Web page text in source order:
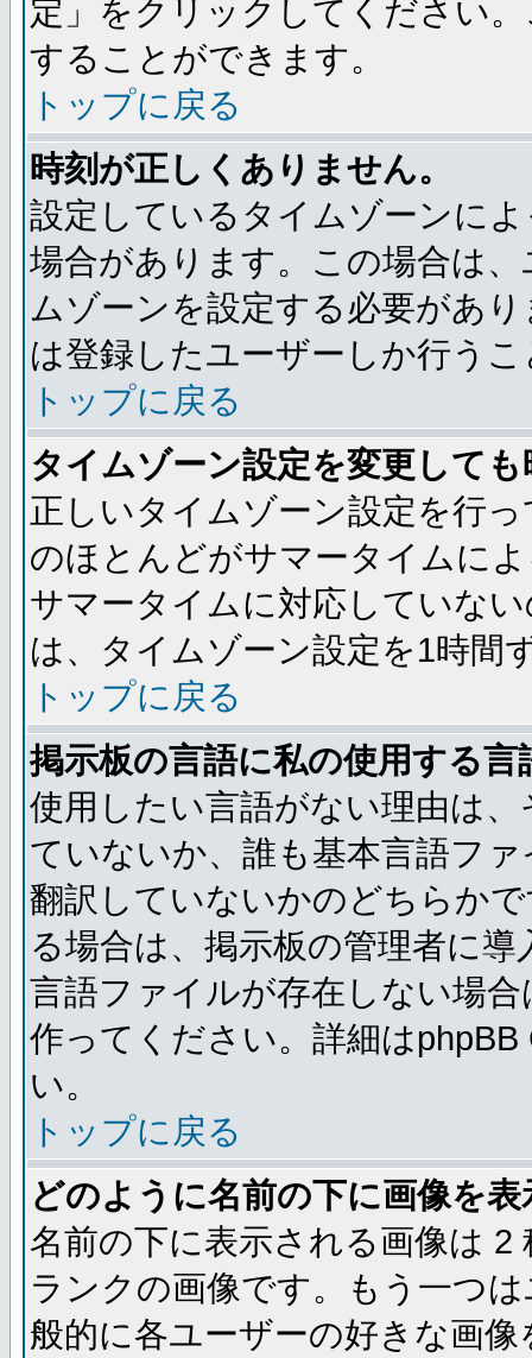
定」をクリックしてください
することができます。
トップに戻る
時刻が正しくありません。
設定しているタイムゾーンに
場合があります。この場合は
ムゾーンを設定する必要があ
は登録したユーザーしか行う
トップに戻る
タイムゾーン設定を変更して
正しいタイムゾーン設定を行
のほとんどがサマータイムに
サマータイムに対応していな
は、タイムゾーン設定を1時間
トップに戻る
掲示板の言語に私の使用する
使用したい言語がない理由は
ていないか、誰も基本言語フ
翻訳していないかのどちらか
る場合は、掲示板の管理者に
言語ファイルが存在しない場
作ってください。詳細は
い。
トップに戻る
どのように名前の下に画像を
名前の下に表示される画像は
ランクの画像です。もう一つ
般的に各ユーザーの好きな画